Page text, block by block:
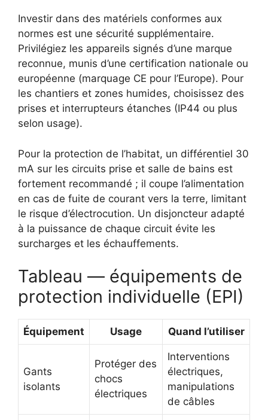
Investir dans des matériels conformes aux
normes est une sécurité supplémentaire.
Privilégiez les appareils signés d’une marque
reconnue, munis d’une certification nationale ou
européenne (marquage CE pour l’Europe). Pour
les chantiers et zones humides, choisissez des
prises et interrupteurs étanches (IP44 ou plus
selon usage).
Pour la protection de l’habitat, un différentiel 30
mA sur les circuits prise et salle de bains est
fortement recommandé ; il coupe l’alimentation
en cas de fuite de courant vers la terre, limitant
le risque d’électrocution. Un disjoncteur adapté
à la puissance de chaque circuit évite les
surcharges et les échauffements.
Tableau — équipements de
protection individuelle (EPI)
Équipement Usage Quand l’utiliser
Gants
isolants
Protéger des
chocs
électriques
Interventions
électriques,
manipulations
de câbles